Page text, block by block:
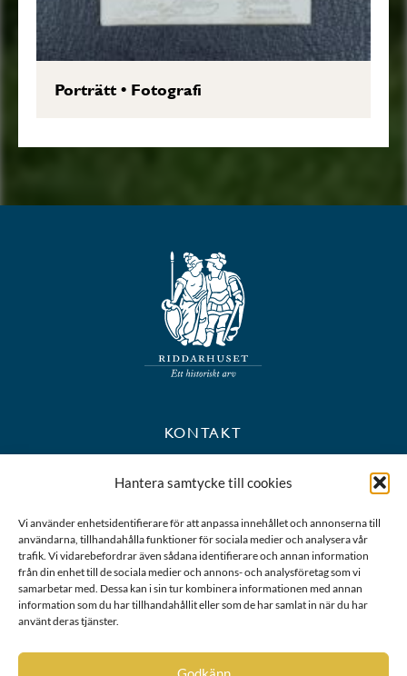
Hantera samtycke till cookies
Vi använder enhetsidentifierare för att anpassa innehållet och annonserna till
användarna, tillhandahålla funktioner för sociala medier och analysera vår
trafik. Vi vidarebefordrar även sådana identifierare och annan information
från din enhet till de sociala medier och annons- och analysföretag som vi
samarbetar med. Dessa kan i sin tur kombinera informationen med annan
information som du har tillhandahållit eller som de har samlat in när du har
använt deras tjänster.
Porträtt• Fotografi
KONTAKT
BESÖKS- OCH POSTADRESS
Riddarhustorget 10
Karta